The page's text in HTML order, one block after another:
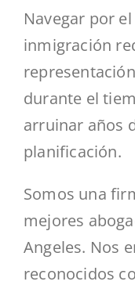
Navegar por
inmigración
durante el
arruinar años
planificación.
Somos una
mejores
Angeles. Nos
reconocidos